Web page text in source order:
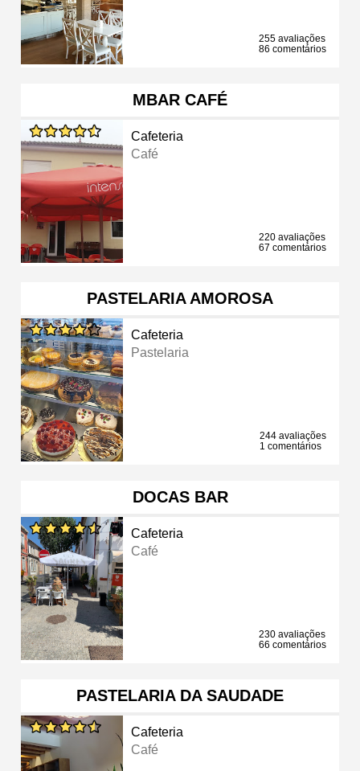
255 avaliações
86 comentários
MBAR CAFÉ
Cafeteria
Café
220 avaliações
67 comentários
PASTELARIA AMOROSA
Cafeteria
Pastelaria
244 avaliações
1 comentários
DOCAS BAR
Cafeteria
Café
230 avaliações
66 comentários
PASTELARIA DA SAUDADE
Cafeteria
Café